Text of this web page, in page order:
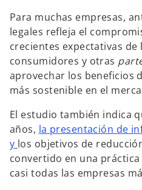
Para muchas empresas,
legales refleja el
crecientes expectativas de
consumidores y otras
aprovechar los beneficios
más sostenible en el
El estudio también indica
años, la presentación de
y los objetivos de
convertido en una
casi todas las empresas